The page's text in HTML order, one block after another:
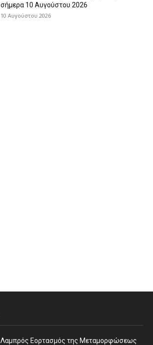
σήμερα 10 Αυγούστου 2026
10 Αυγούστου 2026
Λαμπρός Εορτασμός της Μεταμορφώσεως